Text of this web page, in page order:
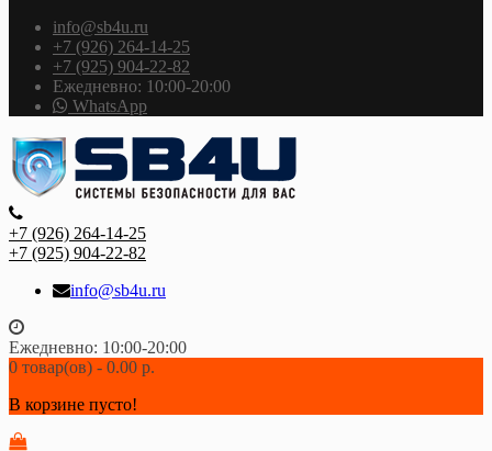
info@sb4u.ru
+7 (926) 264-14-25
+7 (925) 904-22-82
Ежедневно: 10:00-20:00
WhatsApp
+7 (926) 264-14-25
+7 (925) 904-22-82
info@sb4u.ru
Ежедневно: 10:00-20:00
0 товар(ов) - 0.00 р.
В корзине пусто!